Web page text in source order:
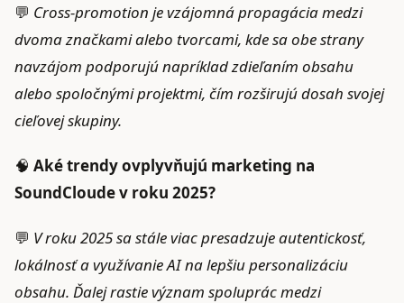
💬 Cross-promotion je vzájomná propagácia medzi
dvoma značkami alebo tvorcami, kde sa obe strany
navzájom podporujú napríklad zdieľaním obsahu
alebo spoločnými projektmi, čím rozširujú dosah svojej
cieľovej skupiny.
🧠 Aké trendy ovplyvňujú marketing na
SoundCloude v roku 2025?
💬 V roku 2025 sa stále viac presadzuje autentickosť,
lokálnosť a využívanie AI na lepšiu personalizáciu
obsahu. Ďalej rastie význam spoluprác medzi